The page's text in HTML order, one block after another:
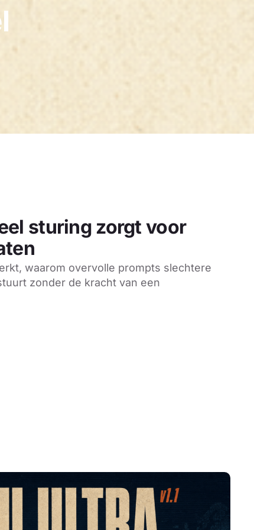
sturing zorgt voor
waarom overvolle prompts slechtere
zonder de kracht van een